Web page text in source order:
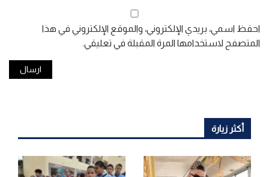
احفظ اسمي، بريدي الإلكتروني، والموقع الإلكتروني في هذا
المتصفح لاستخدامها المرة المقبلة في تعليقي.
أكثر زيارة